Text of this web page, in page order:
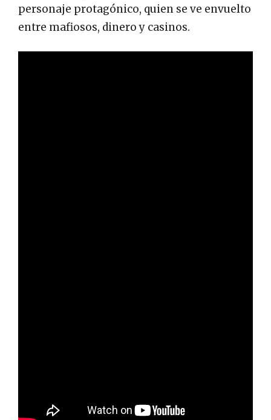
personaje protagónico, quien se ve envuelto
entre mafiosos, dinero y casinos.